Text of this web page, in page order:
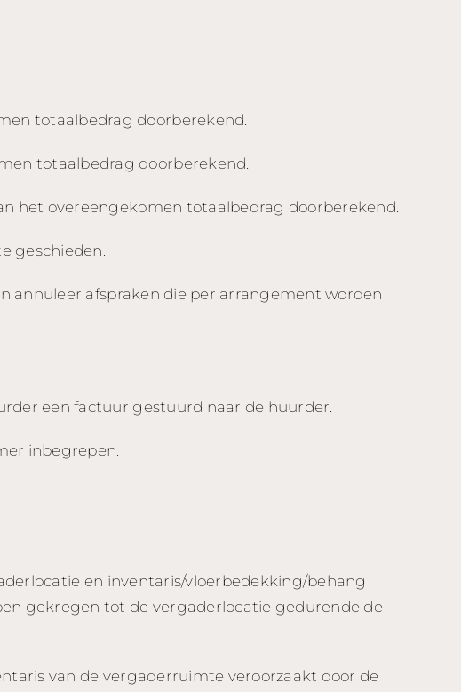
totaalbedrag doorberekend.
totaalbedrag doorberekend.
het overeengekomen totaalbedrag doorberekend.
geschieden.
annuleer afspraken die per arrangement worden
een factuur gestuurd naar de huurder.
inbegrepen.
en inventaris/vloerbedekking/behang
gekregen tot de vergaderlocatie gedurende de
van de vergaderruimte veroorzaakt door de